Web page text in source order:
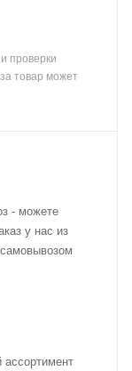
проверки
товар может
- можете
у нас из